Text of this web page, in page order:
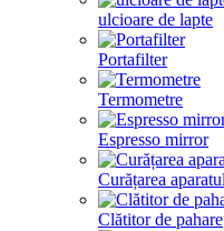
ulcioare de lapte
Portafilter
Termometre
Espresso mirror
Curățarea
Clătitor de pahare